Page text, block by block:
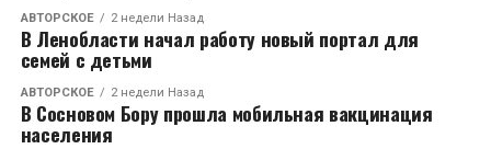
АВТОРСКОЕ 2 недели Назад
В Ленобласти начал работу новый портал для
семей с детьми
АВТОРСКОЕ 2 недели Назад
В Сосновом Бору прошла мобильная вакцинация
населения